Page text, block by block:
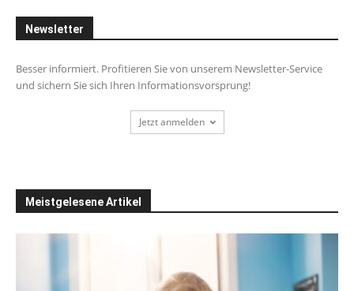
Newsletter
Besser informiert. Profitieren Sie von unserem Newsletter-Service
und sichern Sie sich Ihren Informationsvorsprung!
Jetzt anmelden
Meistgelesene Artikel